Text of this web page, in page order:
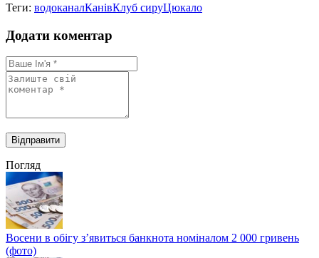
Теги: водоканалКанівКлуб сируЦюкало
Додати коментар
Погляд
Восени в обігу з’явиться банкнота номіналом 2 000 гривень
(фото)